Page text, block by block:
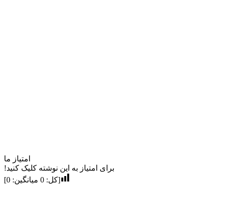
امتیاز ما
برای امتیاز به این نوشته کلیک کنید!
[کل: 0 میانگین: 0
]